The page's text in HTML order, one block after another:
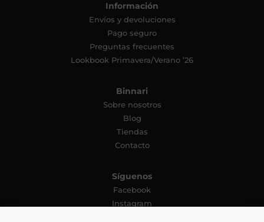
Información
Envíos y devoluciones
Pago seguro
Preguntas frecuentes
Lookbook Primavera/Verano ’26
Binnari
Sobre nosotros
Blog
Tiendas
Contacto
Síguenos
Facebook
Instagram